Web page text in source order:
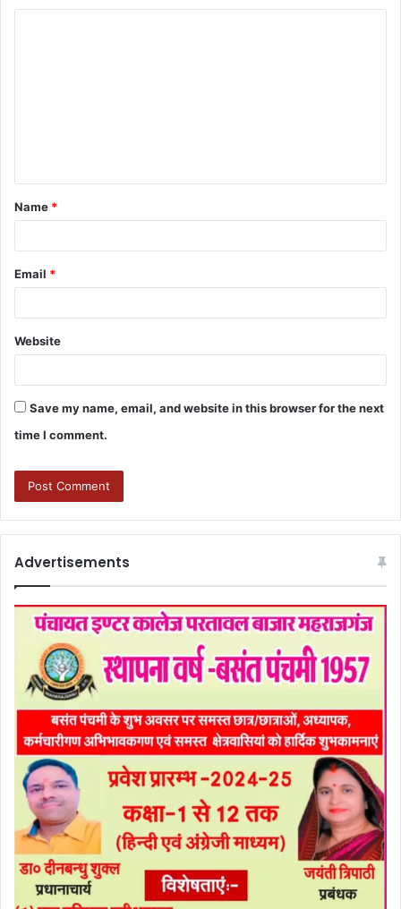
Name *
Email *
Website
Save my name, email, and website in this browser for the next
time I comment.
Advertisements